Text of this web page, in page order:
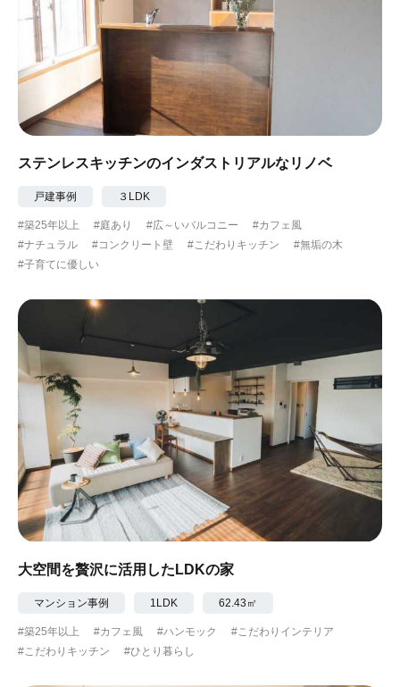
ステンレスキッチンのインダストリアルなリノベ
戸建事例 ３LDK
#築25年以上 #庭あり #広～いバルコニー
#カフェ風
#ナチュラル
#コンクリート壁 #こだわりキッチン
#無垢の木
#子育てに優しい
大空間を贅沢に活用したLDKの家
マンション事例 1LDK 62.43㎡
#築25年以上 #カフェ風 #ハンモック
#こだわりインテリア
#こだわりキッチン
#ひとり暮らし